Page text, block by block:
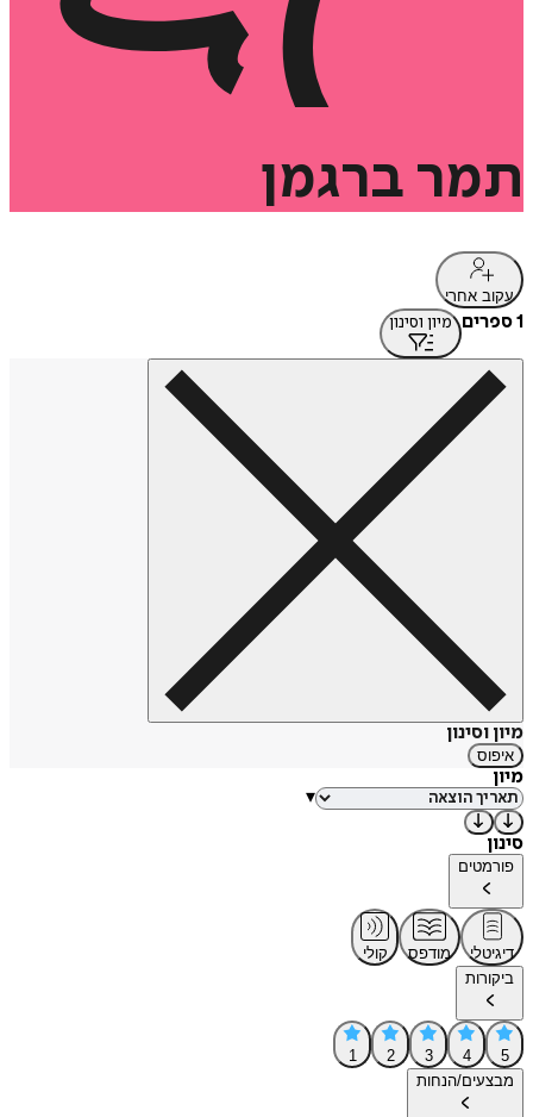
תמר ברגמן
עקוב אחרי
1 ספרים מיון וסינון
מיון וסינון
איפוס
מיון
▾
סינון
פורמטים
דיגיטלי מודפס
קולי
ביקורות
5
4
3
2
1
מבצעים/הנחות